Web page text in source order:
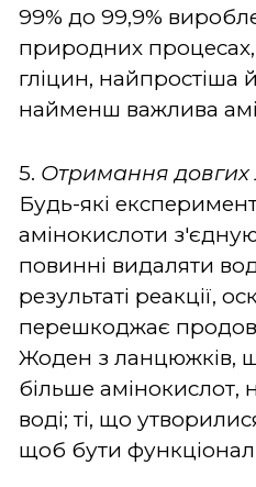
99% до 99,9%
природних процесах,
гліцин, найпростіша
найменш важлива
5. Отримання довгих
Будь-які
амінокислоти
повинні видаляти
результаті реакції,
перешкоджає
Жоден з ланцюжків,
більше амінокислот,
воді; ті, що
щоб бути